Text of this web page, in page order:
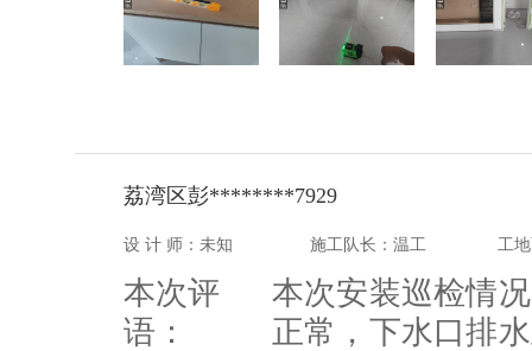
荔湾区彭********7929
设 计 师：未知 施工队长：温工 工
本次评
语：
本次安装巡检情
正常，下水口排